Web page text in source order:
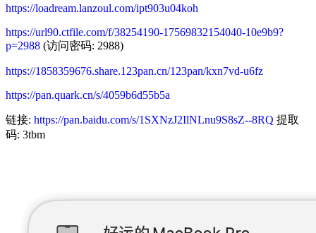
https://loadream.lanzoul.com/ipt903u04koh
https://url90.ctfile.com/f/38254190-17569832154040-10e9b9?
p=2988 (访问密码: 2988)
https://1858359676.share.123pan.cn/123pan/kxn7vd-u6fz
https://pan.quark.cn/s/4059b6d55b5a
链接: https://pan.baidu.com/s/1SXNzJ2IlNLnu9S8sZ--8RQ 提取
码: 3tbm